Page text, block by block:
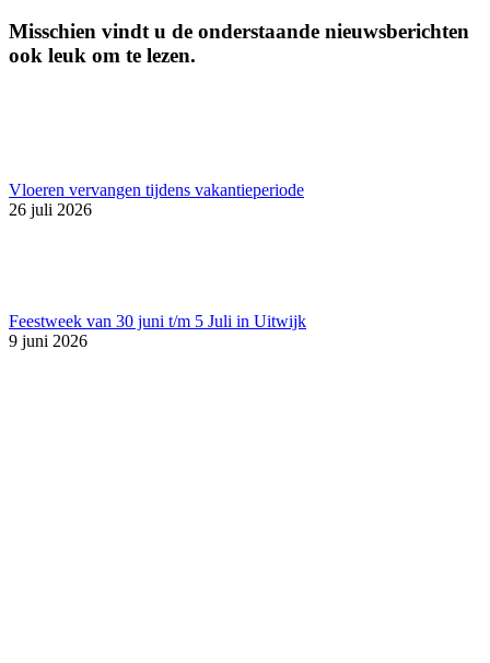
Misschien vindt u de onderstaande nieuwsberichten
ook leuk om te lezen.
Vloeren vervangen tijdens vakantieperiode
26 juli 2026
Feestweek van 30 juni t/m 5 Juli in Uitwijk
9 juni 2026